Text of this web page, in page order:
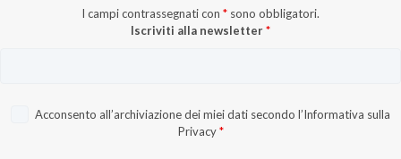
I campi contrassegnati con * sono obbligatori.
Iscriviti alla newsletter*
Acconsento all’archiviazione dei miei dati secondo l’Informativa sulla
Privacy *